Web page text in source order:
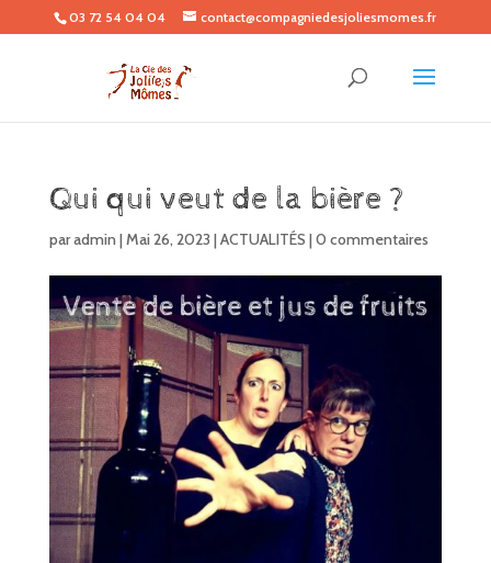
03 72 54 04 04 contact@compagniedesjoliesmomes.fr
Qui qui veut de la bière ?
paradmin |Mai 26, 2023 |ACTUALITÉS |0 commentaires